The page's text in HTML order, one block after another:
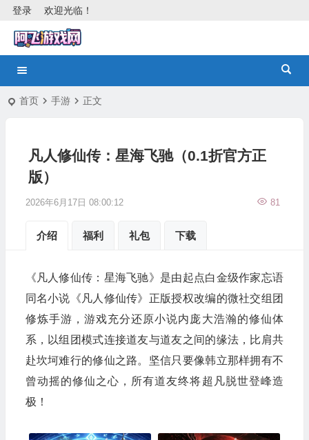
欢迎光临！
登录
首页 手游 正文
凡人修仙传：星海飞驰（0.1折官方正
版）
2026年6月17日 08:00:12 81
介绍 福利 礼包 下载
《凡人修仙传：星海飞驰》是由起点白金级作家忘语
同名小说《凡人修仙传》正版授权改编的微社交组团
修炼手游，游戏充分还原小说内庞大浩瀚的修仙体
系，以组团模式连接道友与道友之间的缘法，比肩共
赴坎坷难行的修仙之路。坚信只要像韩立那样拥有不
曾动摇的修仙之心，所有道友终将超凡脱世登峰造
极！